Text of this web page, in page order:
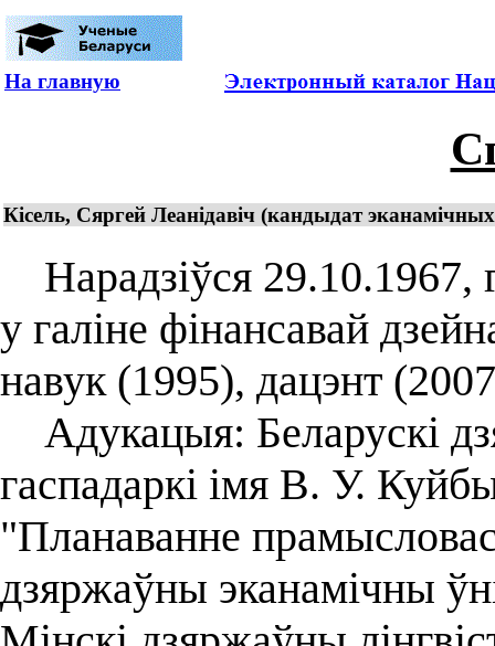
На главную
Кісель, Сяргей Леанідавіч (кандыдат
Нарадзіўся 29.10.1967,
у галіне фінансавай
навук (1995), дацэнт
Адукацыя: Беларускі
гаспадаркі імя В. У.
"Планаванне
дзяржаўны эканамічны